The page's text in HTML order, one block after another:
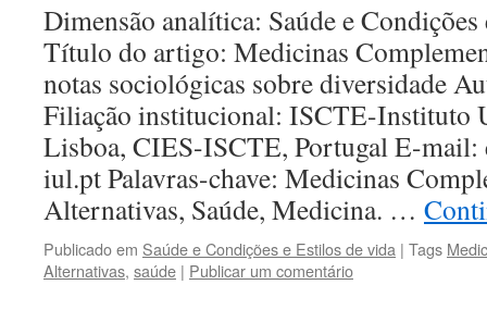
Dimensão analítica: Saúde e
Título do artigo: Medicinas
notas sociológicas sobre diversidade
Filiação institucional: ISCTE-Instituto
Lisboa, CIES-ISCTE, Portugal E-mail:
iul.pt Palavras-chave: Medicinas
Alternativas, Saúde, Medicina. …
Publicado em Saúde e Condições e Estilos de vida | Tags
Alternativas, saúde | Publicar um comentário